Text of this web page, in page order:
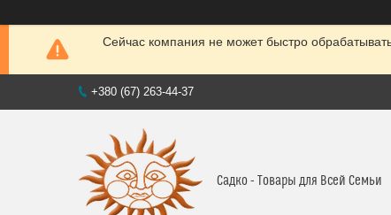
Сейчас компания не может быстро
+380 (67) 263-44-37
Садко - Товары для Всей Семьи